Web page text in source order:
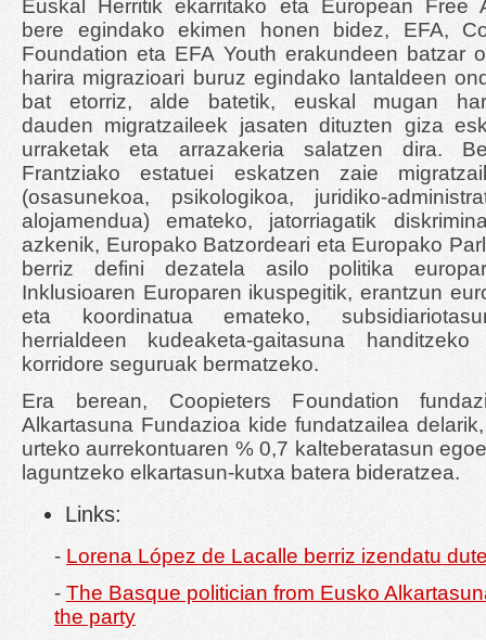
Euskal Herritik ekarritako eta European Free
bere egindako ekimen honen bidez, EFA,
Foundation eta EFA Youth erakundeen batzar
harira migrazioari buruz egindako lantaldeen
bat etorriz, alde batetik, euskal mugan
dauden migratzaileek jasaten dituzten giza
urraketak eta arrazakeria salatzen dira.
Frantziako estatuei eskatzen zaie
(osasunekoa, psikologikoa, juridiko-
alojamendua) emateko, jatorriagatik
azkenik, Europako Batzordeari eta Europako
berriz defini dezatela asilo politika
Inklusioaren Europaren ikuspegitik, erantzun
eta koordinatua emateko,
herrialdeen kudeaketa-gaitasuna
korridore seguruak bermatzeko.
Era berean, Coopieters Foundation
Alkartasuna Fundazioa kide fundatzailea
urteko aurrekontuaren % 0,7 kalteberatasun
laguntzeko elkartasun-kutxa batera bideratzea.
Links:
- Lorena López de Lacalle berriz izendatu
- The Basque politician from Eusko
the party